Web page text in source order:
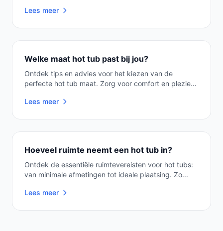
Lees meer
Welke maat hot tub past bij jou?
Ontdek tips en advies voor het kiezen van de
perfecte hot tub maat. Zorg voor comfort en plezier
Lees meer
Hoeveel ruimte neemt een hot tub in?
Ontdek de essentiële ruimtevereisten voor hot tubs:
van minimale afmetingen tot ideale plaatsing. Zo...
Lees meer